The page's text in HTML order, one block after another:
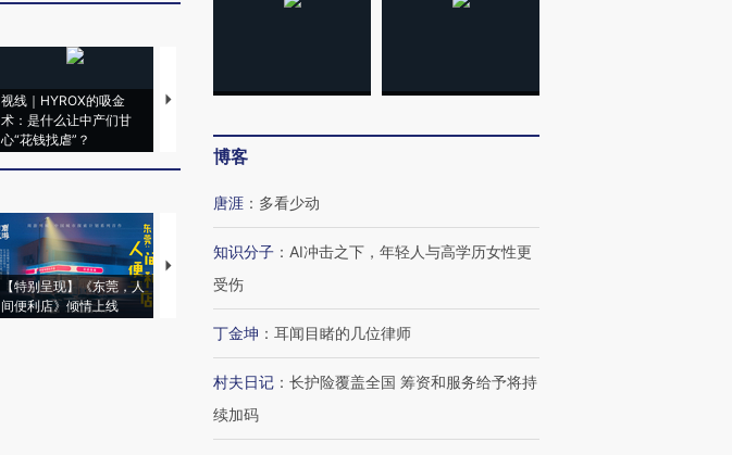
视线｜HYROX的吸金
术：是什么让中产们甘
心“花钱找虐”？
马航飞行员跨国走私7万
视线｜被称为“蟑螂”的印
育部长拱下台
视线｜“入侵”还是“人道危
飞地休达
【特别呈现】《东莞，人
间便利店》倾情上线
【推广】走进第四届链博
会，让数智科技“链”接产
有意思的生活方式·第三对
住三大增长引擎是什么？
博客
唐涯 ： 多看少动
知识分子 ： AI冲击之下，年轻人与高学历女性更
受伤
丁金坤 ： 耳闻目睹的几位律师
村夫日记 ： 长护险覆盖全国 筹资和服务给予将持
续加码